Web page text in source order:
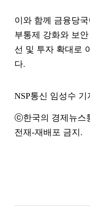
이와 함께 금융당
부통제 강화와 보
선 및 투자 확대로
다.
NSP통신 임성수 기
ⓒ한국의 경제뉴스
전재-재배포 금지.